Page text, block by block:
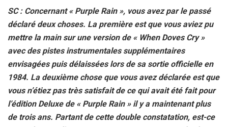
SC : Concernant « Purple Rain », vous avez par le passé
déclaré deux choses. La première est que vous aviez pu
mettre la main sur une version de « When Doves Cry »
avec des pistes instrumentales supplémentaires
envisagées puis délaissées lors de sa sortie officielle en
1984. La deuxième chose que vous avez déclarée est que
vous n’étiez pas très satisfait de ce qui avait été fait pour
l’édition Deluxe de « Purple Rain » il y a maintenant plus
de trois ans. Partant de cette double constatation, est-ce